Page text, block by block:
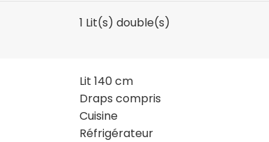
1 Lit(s) double(s)
Lit 140 cm
Draps compris
Cuisine
Réfrigérateur